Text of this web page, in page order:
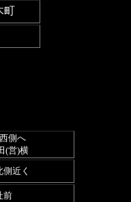
町
側へ
(営)横
近く
前